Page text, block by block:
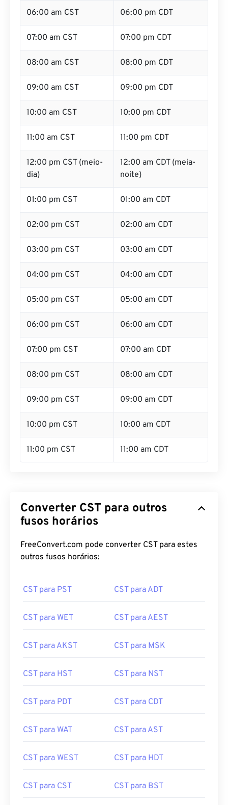
06:00 am CST 06:00 pm CDT
07:00 am CST 07:00 pm CDT
08:00 am CST 08:00 pm CDT
09:00 am CST 09:00 pm CDT
10:00 am CST 10:00 pm CDT
11:00 am CST 11:00 pm CDT
12:00 pm CST (meio-
dia)
12:00 am CDT (meia-
noite)
01:00 pm CST 01:00 am CDT
02:00 pm CST 02:00 am CDT
03:00 pm CST 03:00 am CDT
04:00 pm CST 04:00 am CDT
05:00 pm CST 05:00 am CDT
06:00 pm CST 06:00 am CDT
07:00 pm CST 07:00 am CDT
08:00 pm CST 08:00 am CDT
09:00 pm CST 09:00 am CDT
10:00 pm CST 10:00 am CDT
11:00 pm CST 11:00 am CDT
Converter CST para outros
fusos horários
FreeConvert.com pode converter CST para estes
outros fusos horários:
CST para PST CST para ADT
CST para WET CST para AEST
CST para AKST CST para MSK
CST para HST CST para NST
CST para PDT CST para CDT
CST para WAT CST para AST
CST para WEST CST para HDT
CST para CST CST para BST